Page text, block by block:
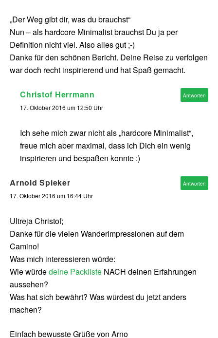
„Der Weg gibt dir, was du brauchst“
Nun – als hardcore Minimalist brauchst Du ja per
Definition nicht viel. Also alles gut ;-)
Danke für den schönen Bericht. Deine Reise zu verfolgen
war doch recht inspirierend und hat Spaß gemacht.
Christof Herrmann
17. Oktober 2016 um 12:50 Uhr
Ich sehe mich zwar nicht als „hardcore Minimalist“,
freue mich aber maximal, dass ich Dich ein wenig
inspirieren und bespaßen konnte :)
Antworten
Arnold Spieker
17. Oktober 2016 um 16:44 Uhr
Ultreja Christof;
Danke für die vielen Wanderimpressionen auf dem
Camino!
Was mich interessieren würde:
Wie würdedeine Packliste NACH deinen Erfahrungen
aussehen?
Was hat sich bewährt? Was würdest du jetzt anders
machen?
Einfach bewusste Grüße von Arno
Antworten